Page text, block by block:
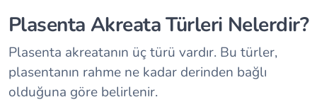
Plasenta Akreata Türleri Nelerdir?
Plasenta akreatanın üç türü vardır. Bu türler,
plasentanın rahme ne kadar derinden bağlı
olduğuna göre belirlenir.